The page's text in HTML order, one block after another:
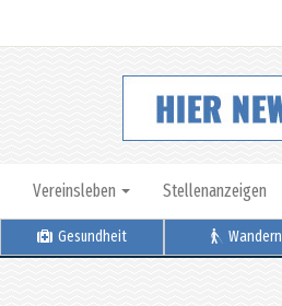
Vereinsleben Stellenanzeigen
Gesundheit Wandern